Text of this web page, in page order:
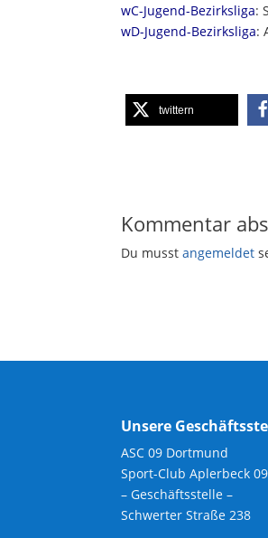
wC-Jugend-Bezirksliga:
wD-Jugend-Bezirksliga:
twittern
Kommentar
Du musstangemeldet
Unsere
ASC 09 Dortmund
Sport-Club Aplerbeck
– Geschäftsstelle –
Schwerter Straße 238